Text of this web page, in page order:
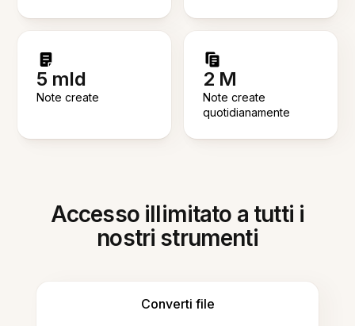
5 mld
Note create
2 M
Note create
quotidianamente
Accesso illimitato a tutti i
nostri strumenti
Converti file